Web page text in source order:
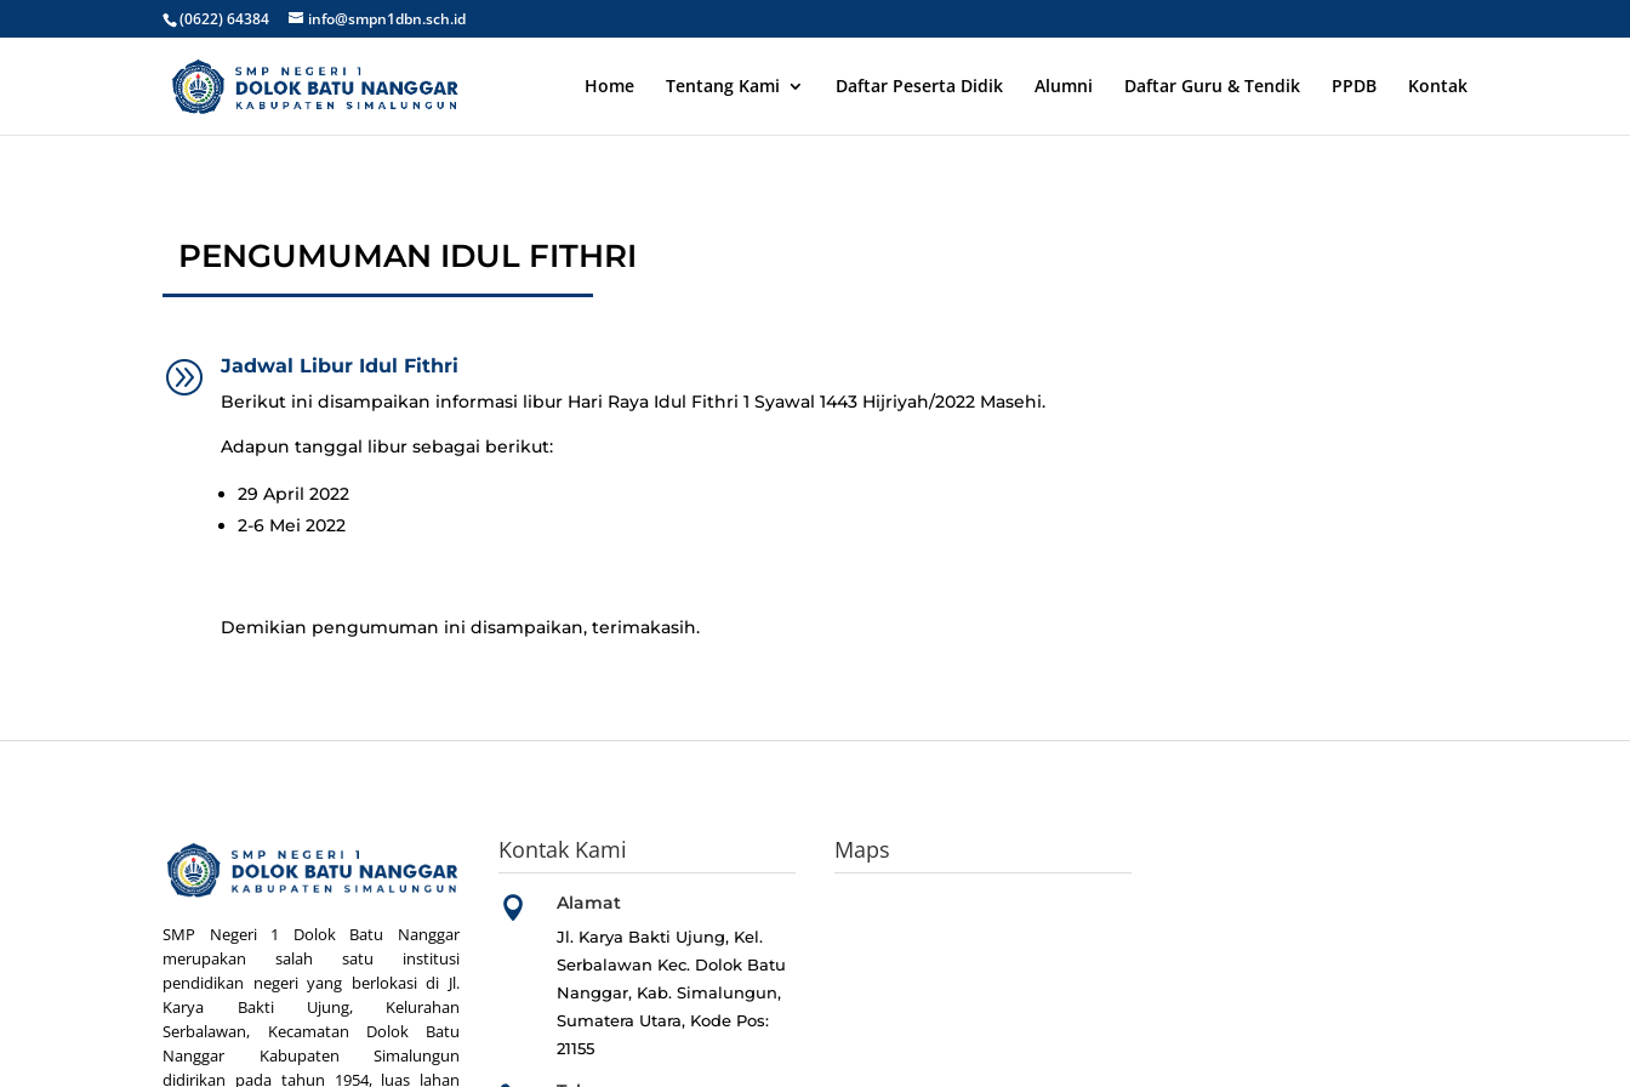
(0622) 64384 info@smpn1dbn.sch.id
Home Tentang Kami Daftar Peserta Didik Alumni Daftar Guru & Tendik PPDB Kontak
PENGUMUMAN IDUL FITHRI
A Jadwal Libur Idul Fithri
Berikut ini disampaikan informasi libur Hari Raya Idul Fithri 1 Syawal 1443 Hijriyah/2022 Masehi.
Adapun tanggal libur sebagai berikut:
29 April 2022
2-6 Mei 2022
Demikian pengumuman ini disampaikan, terimakasih.
SMP Negeri 1 Dolok Batu Nanggar
merupakan salah satu institusi
pendidikan negeri yang berlokasi di Jl.
Karya Bakti Ujung, Kelurahan
Serbalawan, Kecamatan Dolok Batu
Nanggar Kabupaten Simalungun
didirikan pada tahun 1954, luas lahan
Kontak Kami
 Alamat
Jl. Karya Bakti Ujung, Kel.
Serbalawan Kec. Dolok Batu
Nanggar, Kab. Simalungun,
Sumatera Utara, Kode Pos:
21155
Maps